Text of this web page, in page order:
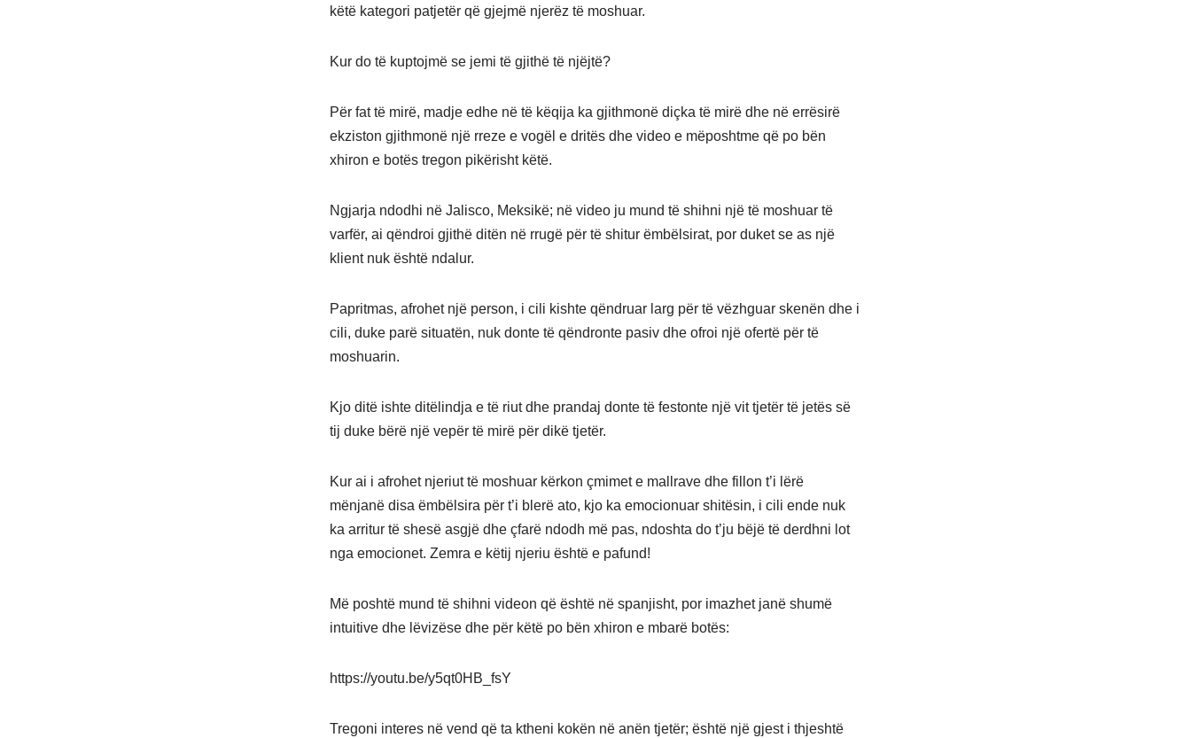
këtë kategori patjetër që gjejmë njerëz të moshuar.
Kur do të kuptojmë se jemi të gjithë të njëjtë?
Për fat të mirë, madje edhe në të këqija ka gjithmonë diçka të mirë dhe në errësirë ​​
ekziston gjithmonë një rreze e vogël e dritës dhe video e mëposhtme që po bën
xhiron e botës tregon pikërisht këtë.
Ngjarja ndodhi në Jalisco, Meksikë; në video ju mund të shihni një të moshuar të
varfër, ai qëndroi gjithë ditën në rrugë për të shitur ëmbëlsirat, por duket se as një
klient nuk është ndalur.
Papritmas, afrohet një person, i cili kishte qëndruar larg për të vëzhguar skenën dhe i
cili, duke parë situatën, nuk donte të qëndronte pasiv dhe ofroi një ofertë për të
moshuarin.
Kjo ditë ishte ditëlindja e të riut dhe prandaj donte të festonte një vit tjetër të jetës së
tij duke bërë një vepër të mirë për dikë tjetër.
Kur ai i afrohet njeriut të moshuar kërkon çmimet e mallrave dhe fillon t’i lërë
mënjanë disa ëmbëlsira për t’i blerë ato, kjo ka emocionuar shitësin, i cili ende nuk
ka arritur të shesë asgjë dhe çfarë ndodh më pas, ndoshta do t’ju bëjë të derdhni lot
nga emocionet. Zemra e këtij njeriu është e pafund!
Më poshtë mund të shihni videon që është në spanjisht, por imazhet janë shumë
intuitive dhe lëvizëse dhe për këtë po bën xhiron e mbarë botës:
https://youtu.be/y5qt0HB_fsY
Tregoni interes në vend që ta ktheni kokën në anën tjetër; është një gjest i thjeshtë